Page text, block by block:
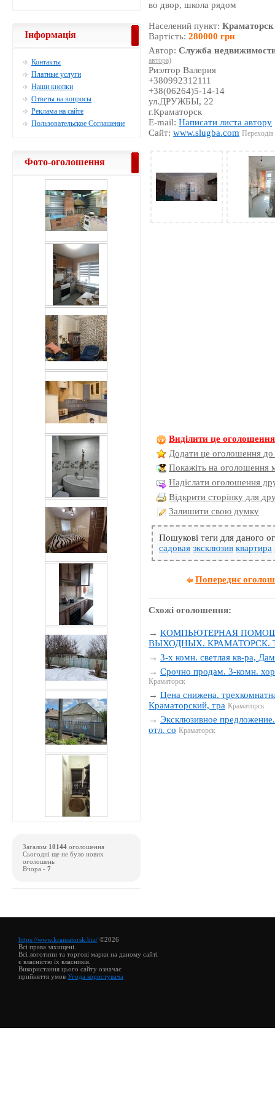
во двор, школа рядом
Населений пункт:Краматорск
Вартість:280000 грн
Автор:Служба
автора)
Риэлтор Валерия
+380992312111
+38(06264)5-14-14
ул.ДРУЖБЫ, 22
г.Краматорск
E-mail:Написати листа автору
Сайт:www.slugba.com
Виділити це оголошення
Додати це оголошення до
Покажіть на оголошення
Надіслати оголошення
Відкрити сторінку для
Залишити свою думку
Пошукові теги для даного
садовая эксклюзив квартира
Попереднє
Схожі оголошення:
→КОМПЬЮТЕРНАЯ
ВЫХОДНЫХ. КРАМАТОРСК.
→3-х комн. светлая кв-ра,
→Срочно продам. 3-комн.
Краматорск
→Цена снижена.
Краматорский, тра Краматорск
→Эксклюзивное
отл. со Краматорск
Інформація
Контакты
Платные услуги
Наши кнопки
Ответы на вопросы
Реклама на сайте
Пользовательское Соглашение
Фото-оголошення
Загалом 10144 оголошення
Сьогодні ще не було нових
оголошень
Вчора - 7
https://www.kramatorsk.biz/ ©2026
Всі права захищені.
Всі логотипи та торгові марки на даному сайті
є власністю їх власників.
Використання цього сайту означає
прийняття умов Угода користувача